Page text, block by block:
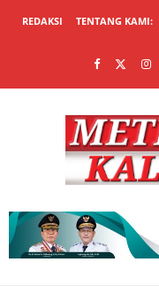
REDAKSI TENTANG KAMI: